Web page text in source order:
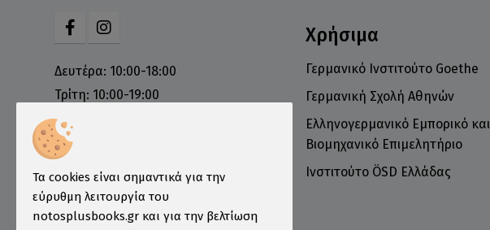
Δευτέρα: 10:00-18:00
Τρίτη: 10:00-19:00
Τετάρτη: 10:00-18:00
Πέμπτη: 10:00-19:00
Σάββατο: 10:00-16:00
Κυριακή: Κλειστά
Χρήσιμα
Γερμανικό Ινστιτούτο Goethe
Γερμανική Σχολή Αθηνών
Ελληνογερμανικό Εμπορικό και
Βιομηχανικό Επιμελητήριο
Ινστιτούτο ÖSD Ελλάδας
Τα cookies είναι σημαντικά για την
εύρυθμη λειτουργία του
notosplusbooks.gr και για την βελτίωση